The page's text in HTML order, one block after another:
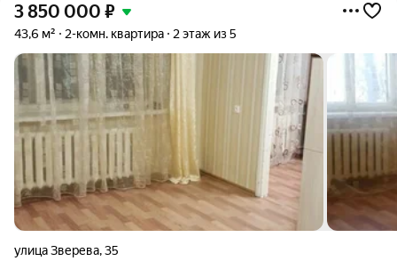
3 850 000 ₽
43,6 м² 2-комн. квартира 2 этаж из 5
улица Зверева,35